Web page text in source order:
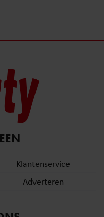
Klantenservice
Adverteren